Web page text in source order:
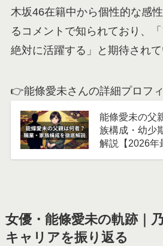
木坂46在籍中から個性的な感
るコメントで知られており、
絶対に活躍する」と期待されて
👉能條愛未さんの詳細プロフ
能條愛未の父
族構成・幼少
解説【2026年
女優・能條愛未の軌跡｜
キャリアを振り返る